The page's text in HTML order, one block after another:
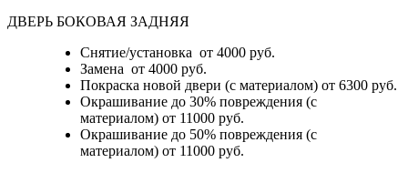
ДВЕРЬ БОКОВАЯ ЗАДНЯЯ
Снятие/установка от 4000 руб.
Замена от 4000 руб.
Покраска новой двери (с материалом) от 6300 руб.
Окрашивание до 30% повреждения (с
материалом) от 11000 руб.
Окрашивание до 50% повреждения (с
материалом) от 11000 руб.